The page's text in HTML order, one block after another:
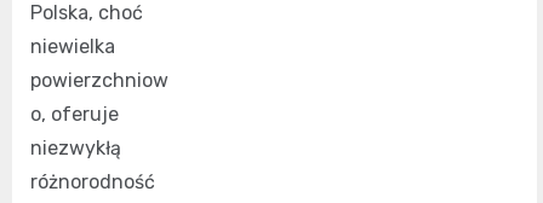
Polska, choć
niewielka
powierzchniow
o, oferuje
niezwykłą
różnorodność